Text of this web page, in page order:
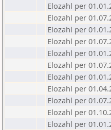
Elozahl per
Elozahl per
Elozahl per
Elozahl per
Elozahl per
Elozahl per
Elozahl per
Elozahl per
Elozahl per
Elozahl per
Elozahl per